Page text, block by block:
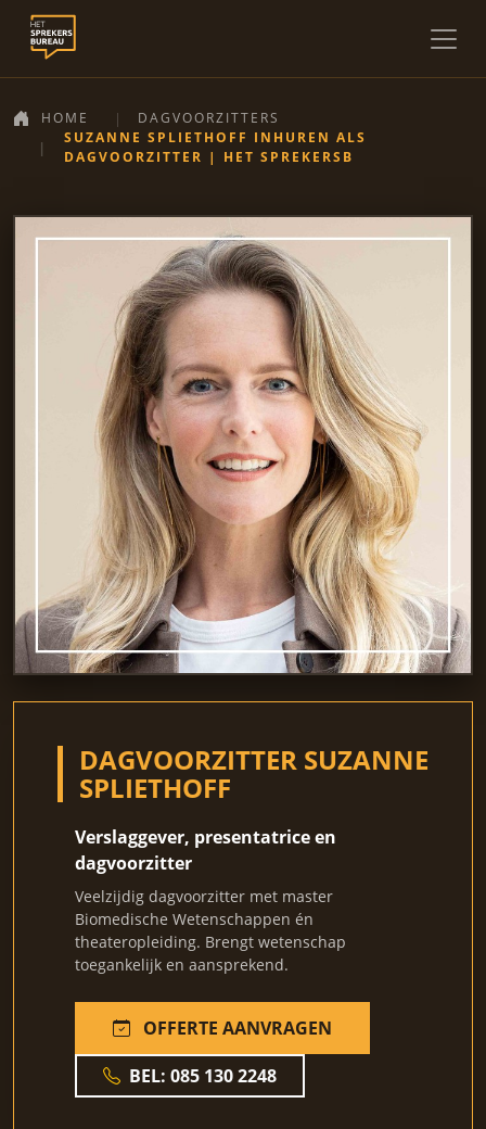
HOME
DAGVOORZITTERS
SUZANNE SPLIETHOFF INHUREN ALS
DAGVOORZITTER | HET SPREKERSB
DAGVOORZITTER SUZANNE
SPLIETHOFF
Verslaggever, presentatrice en
dagvoorzitter
Veelzijdig dagvoorzitter met master
Biomedische Wetenschappen én
theateropleiding. Brengt wetenschap
toegankelijk en aansprekend.
OFFERTE AANVRAGEN
BEL: 085 130 2248